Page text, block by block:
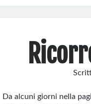
Da alcuni giorni nella